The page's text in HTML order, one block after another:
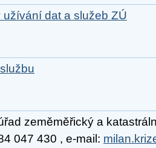
užívání dat a služeb ZÚ
zeměměřický a
047 430 , e-mail: